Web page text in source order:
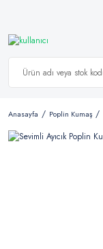
Anasayfa Poplin Kumaş